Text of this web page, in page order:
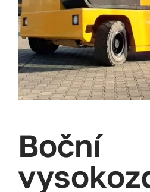
Boční